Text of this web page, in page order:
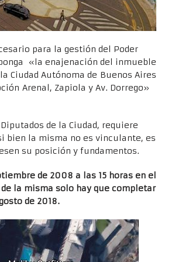
para la gestión del Poder
«la enajenación del inmueble
Ciudad Autónoma de Buenos Aires
Arenal, Zapiola y Av. Dorrego»
de la Ciudad, requiere
bien la misma no es vinculante, es
su posición y fundamentos.
de 2008 a las 15 horas en el
la misma solo hay que completar
de 2018.